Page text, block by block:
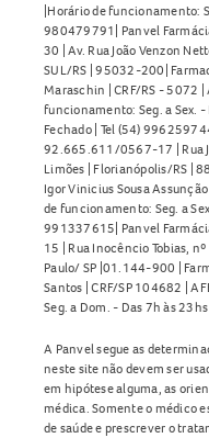
|Horário de funcionamento:
980479791| Panvel
30 | Av. Rua João Venzon
SUL/RS | 95032-200|
Maraschin | CRF/RS - 5072
funcionamento: Seg. a Sex.
Fechado | Tel (54)
92.665.611/0567-17 | Rua
Limões | Florianópolis/RS |
Igor Vinicius Sousa
de funcionamento: Seg. a
991337615| Panvel
15 | Rua Inocêncio Tobias,
Paulo/ SP |01.144-900 |
Santos | CRF/SP 104682 |
Seg. a Dom. - Das 7h às
A Panvel segue as
neste site não devem ser
em hipótese alguma, as
médica. Somente o médico
de saúde e prescrever o